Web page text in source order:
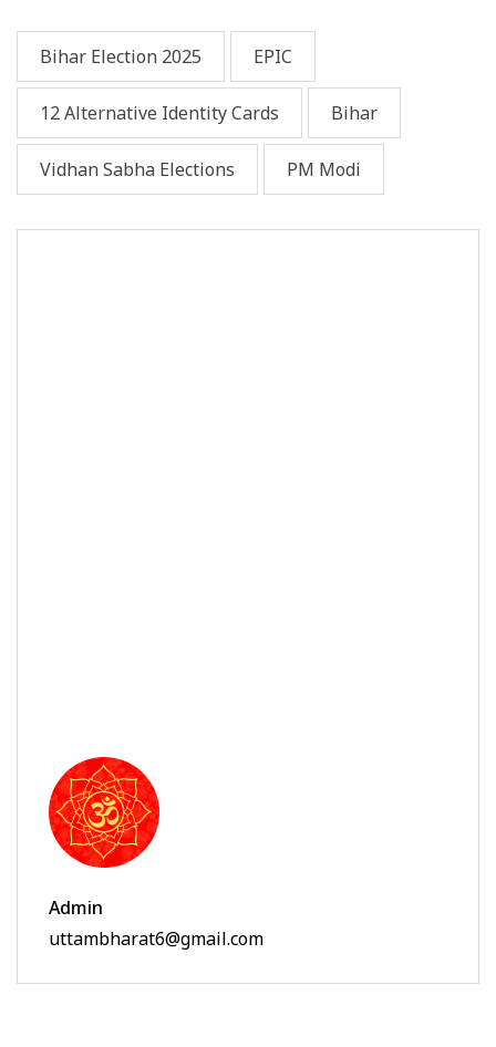
Bihar Election 2025 EPIC
12 Alternative Identity Cards Bihar
Vidhan Sabha Elections PM Modi
Admin
uttambharat6@gmail.com